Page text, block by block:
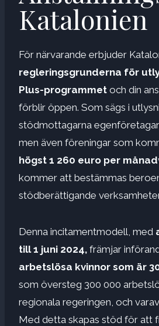
Katalonien
För närvarande erbjuder
regleringsgrunderna för
Plus-programmet och din
förblir öppen. Som sägs i
stödmottagarna
men även föreningar som
högst 1 260 euro per månad
kommer att bestämmas
stödberättigande
Denna incitamentmodell, med
till 1 juni 2024, främjar
arbetslösa kvinnor som är
som översteg 300 000
regionala regeringen, och
Med detta skapas stöd för att